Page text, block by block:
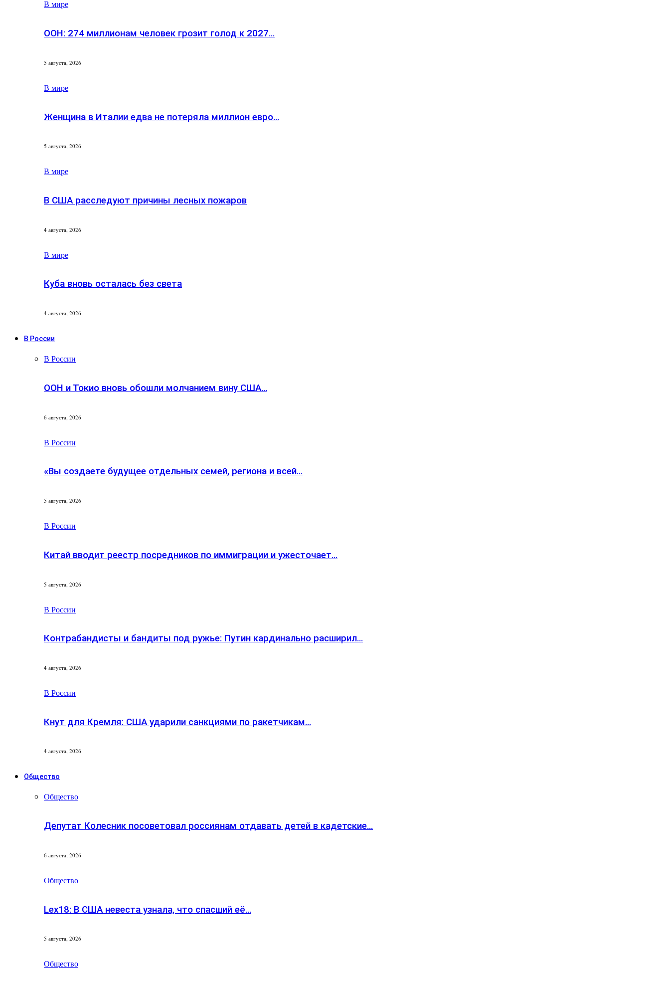
В мире
ООН: 274 миллионам человек грозит голод к 2027…
5 августа, 2026
В мире
Женщина в Италии едва не потеряла миллион евро…
5 августа, 2026
В мире
В США расследуют причины лесных пожаров
4 августа, 2026
В мире
Куба вновь осталась без света
4 августа, 2026
В России
В России
ООН и Токио вновь обошли молчанием вину США…
6 августа, 2026
В России
«Вы создаете будущее отдельных семей, региона и всей…
5 августа, 2026
В России
Китай вводит реестр посредников по иммиграции и ужесточает…
5 августа, 2026
В России
Контрабандисты и бандиты под ружье: Путин кардинально расширил…
4 августа, 2026
В России
Кнут для Кремля: США ударили санкциями по ракетчикам…
4 августа, 2026
Общество
Общество
Депутат Колесник посоветовал россиянам отдавать детей в кадетские…
6 августа, 2026
Общество
Lex18: В США невеста узнала, что спасший её…
5 августа, 2026
Общество